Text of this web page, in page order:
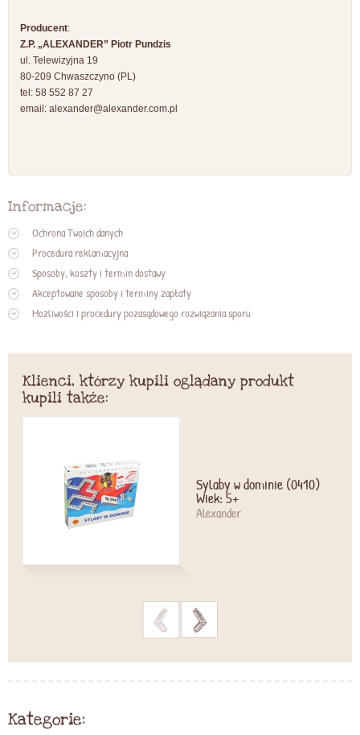
Producent:
Z.P. „ALEXANDER” Piotr Pundzis
ul. Telewizyjna 19
80-209 Chwaszczyno (PL)
tel: 58 552 87 27
email: alexander@alexander.com.pl
Informacje:
Ochrona Twoich danych
Procedura reklamacyjna
Sposoby, koszty i termin dostawy
Akceptowane sposoby i terminy zapłaty
Możliwości i procedury pozasądowego rozwiązania sporu
Klienci, którzy kupili oglądany produkt
kupili także:
Sylaby w dominie (0410)
Wiek: 5+
Alexander
> >
Kategorie: